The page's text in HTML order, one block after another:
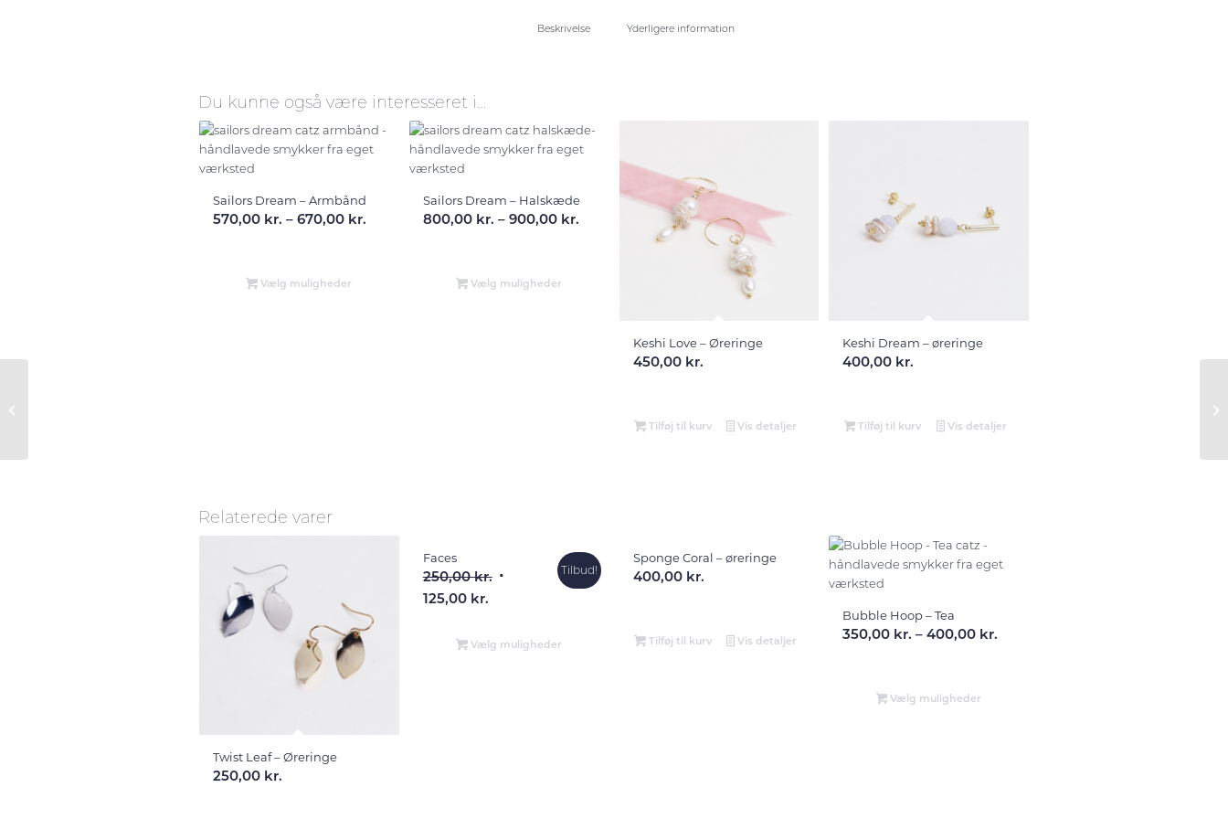
Beskrivelse Yderligere information
Du kunne også være interesseret i…
Sailors Dream – Armbånd
570,00 kr. – 670,00 kr. Prisinterval:
Vælg muligheder
Sailors Dream – Halskæde
800,00 kr. – 900,00 kr.Prisinterval:
Vælg muligheder
Keshi Love – Øreringe
450,00 kr.
Tilføj til kurv Vis detaljer
Keshi Dream – øreringe
400,00 kr.
Tilføj til kurv Vis detaljer
Relaterede varer
Twist Leaf – Øreringe
250,00 kr.
Faces
250,00kr. Den
var:
125,00 kr.Den
pris
Tilbud!
Vælg muligheder
Sponge Coral – øreringe
400,00 kr.
Tilføj til kurv Vis detaljer
Bubble Hoop – Tea
350,00 kr. – 400,00 kr.
Vælg muligheder